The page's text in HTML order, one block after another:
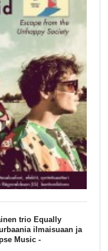
trio Equally
ilmaisuaan ja
Music -